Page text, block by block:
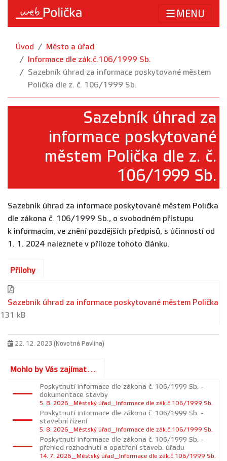
MENU
Úvod
Město a úřad
Informace dle zák.č.106/1999 Sb.
Sazebník úhrad za informace poskytované městem
Polička dle z. č. 106/1999 Sb.
Sazebník úhrad za
informace poskytované
městem Polička dle z. č.
106/1999 Sb.
Sazebník úhrad za informace poskytované městem Polička
dle zákona č. 106/1999 Sb., o svobodném přístupu
k informacím, ve znění pozdějších předpisů, s účinností od
1. 1. 2024 naleznete v příloze tohoto článku.
Přílohy
Sazebník úhrad za informace poskytované městem Polička
131 kB
22. 12. 2023 (Novotná Pavlína)
Mohlo by Vás zajímat...
Poskytnutí informace dle zákona č. 106/1999 Sb. -
dokumentace stavby
5. 8. 2026_Městský úřad_Informace dle zák.č.106/1999 Sb.
Poskytnutí informace dle zákona č. 106/1999 Sb. -
stavební řízení
5. 8. 2026_Městský úřad_Informace dle zák.č.106/1999 Sb.
Poskytnutí informace dle zákona č. 106/1999 Sb. -
přehled rozhodnutí a opatření staveb. úřadu
14. 7. 2026_Městský úřad_Informace dle zák.č.106/1999 Sb.